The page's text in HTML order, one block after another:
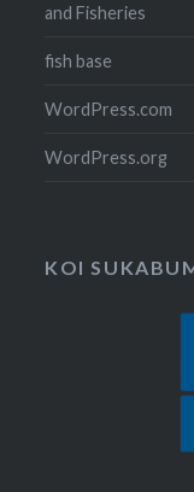
and Fisheries
fish base
WordPress.com
WordPress.org
KOI